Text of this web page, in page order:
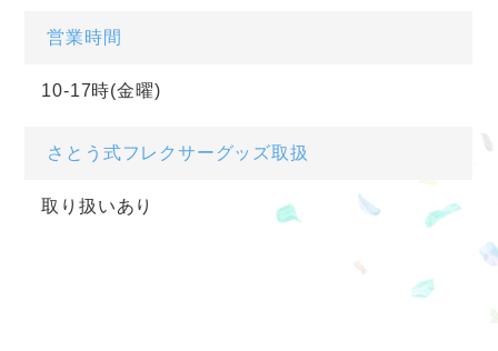
営業時間
10-17時(金曜)
さとう式フレクサーグッズ取扱
取り扱いあり